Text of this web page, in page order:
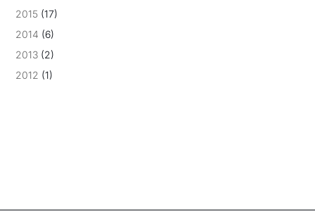
2015 (17)
2014 (6)
2013 (2)
2012 (1)